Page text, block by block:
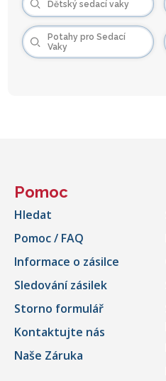
Dětský sedací vaky
Potahy pro Sedací
Vaky
Pomoc
Hledat
Pomoc / FAQ
Informace o zásilce
Sledování zásilek
Storno formulář
Kontaktujte nás
Naše Záruka